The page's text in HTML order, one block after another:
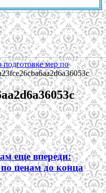
подготовке мер по
еще впереди:
ценам до конца